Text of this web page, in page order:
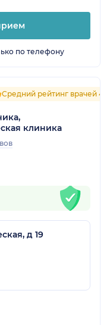
по телефону
Средний рейтинг врачей 4.7
клиника
д 19